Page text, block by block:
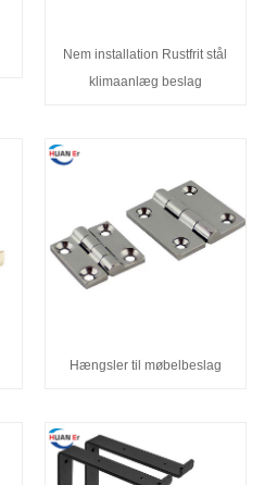
Nem installation Rustfrit stål
klimaanlæg beslag
Hængsler til møbelbeslag